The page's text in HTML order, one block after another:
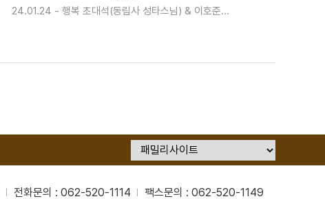
24.01.24 - 행복 초대석(동림사 성타스님) & 이호준의
전화문의 : 062-520-1114 팩스문의 : 062-520-1149